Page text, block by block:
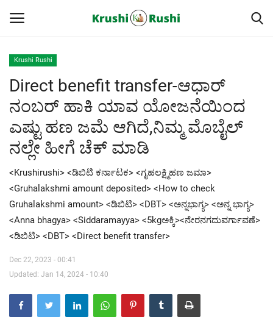
Home
Finance
Contact
ರೈತರ ಯಶೋಗಾಥೆಗಳು
Krushi Rushi
ಮುಂದಿನ 5 ದಿನಗಳ ಮಳೆ ಮಾಹಿತಿ
Gallery
Contact Us
Krushi Rushi
Direct benefit transfer-ಆಧಾರ್
ನಂಬರ್ ಹಾಕಿ ಯಾವ ಯೋಜನೆಯಿಂದ
ಎಷ್ಟು ಹಣ ಜಮೆ ಆಗಿದೆ,ನಿಮ್ಮ ಮೊಬೈಲ್
ನಲ್ಲೇ ಹೀಗೆ ಚೆಕ್ ಮಾಡಿ
<Krushirushi> <ಡಿಬಿಟಿ ಕರ್ನಾಟಕ> <ಗೃಹಲಕ್ಷ್ಮಿಹಣ ಜಮಾ>
<Gruhalakshmi amount deposited> <How to check
Gruhalakshmi amount> <ಡಿಬಿಟಿ> <DBT> <ಅನ್ನಭಾಗ್ಯ> <ಅನ್ನ ಭಾಗ್ಯ>
<Anna bhagya> <Siddaramayya> <5kgಅಕ್ಕಿ><ನೇರನಗದುವರ್ಗಾವಣೆ>
<ಡಿಬಿಟಿ> <DBT> <Direct benefit transfer>
Dec 22, 2023 - 00:41
Updated: Jan 14, 2024 - 10:40